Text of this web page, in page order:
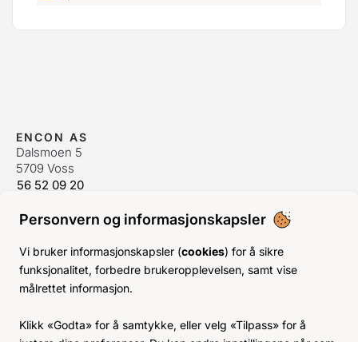
Personvern og informasjonskapsler
Vi bruker informasjonskapsler (cookies) for å sikre
funksjonalitet, forbedre brukeropplevelsen, samt vise
målrettet informasjon.
Klikk «Godta» for å samtykke, eller velg «Tilpass» for å
ENCON AS
Dalsmoen 5
5709 Voss
56 52 09 20
ÅPNINGSTIDER ORDREKONTOR
Man-Fre:08–16
Lør-Søn: Stengt
Helligdager: Stengt
KJØPSVILKÅR